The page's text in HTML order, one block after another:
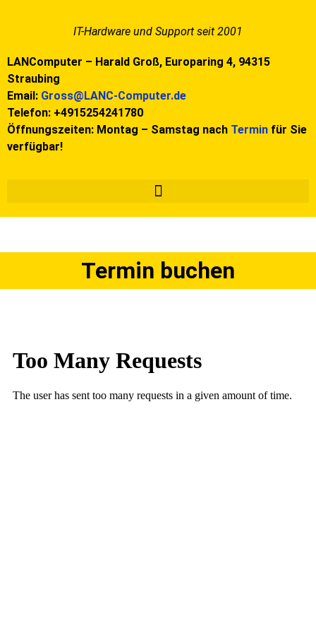
IT-Hardware und Support seit 2001
LANComputer – Harald Groß, Europaring 4, 94315
Straubing
Email: Gross@LANC-Computer.de
Telefon: +4915254241780
Öffnungszeiten: Montag – Samstag nach Termin für Sie
verfügbar!
Termin buchen